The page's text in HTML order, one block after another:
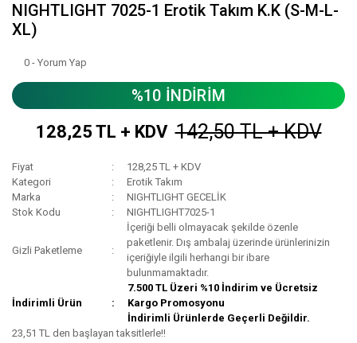
NIGHTLIGHT 7025-1 Erotik Takım K.K (S-M-L-
XL)
0 - Yorum Yap
%10 İNDİRİM
128,25 TL + KDV 142,50 TL + KDV
Fiyat
128,25 TL + KDV
Kategori
Erotik Takım
Marka
NIGHTLIGHT GECELİK
Stok Kodu
NIGHTLIGHT7025-1
Gizli Paketleme
İçeriği belli olmayacak şekilde özenle
paketlenir. Dış ambalaj üzerinde ürünlerinizin
içeriğiyle ilgili herhangi bir ibare
bulunmamaktadır.
İndirimli Ürün
7.500 TL Üzeri %10 İndirim ve Ücretsiz
Kargo Promosyonu
İndirimli Ürünlerde Geçerli Değildir.
23,51 TL den başlayan taksitlerle!!